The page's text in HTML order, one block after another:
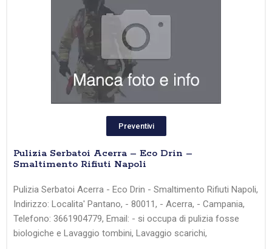
Preventivi
Pulizia Serbatoi Acerra – Eco Drin –
Smaltimento Rifiuti Napoli
Pulizia Serbatoi Acerra - Eco Drin - Smaltimento Rifiuti Napoli,
Indirizzo: Localita' Pantano, - 80011, - Acerra, - Campania,
Telefono: 3661904779, Email: - si occupa di pulizia fosse
biologiche e Lavaggio tombini, Lavaggio scarichi,